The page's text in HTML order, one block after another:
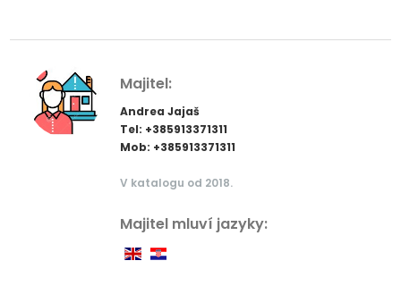
Majitel:
Andrea Jajaš
Tel: +385913371311
Mob: +385913371311
V katalogu od 2018.
Majitel mluví jazyky: